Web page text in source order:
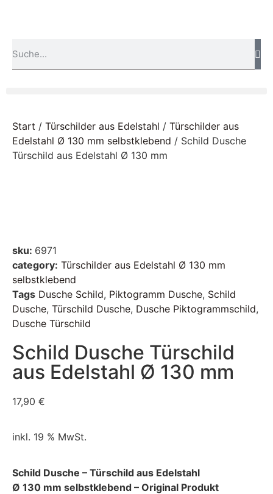
Start / Türschilder aus Edelstahl / Türschilder aus
Edelstahl Ø 130 mm selbstklebend / Schild Dusche
Türschild aus Edelstahl Ø 130 mm
sku: 6971
category: Türschilder aus Edelstahl Ø 130 mm
selbstklebend
Tags Dusche Schild, Piktogramm Dusche, Schild
Dusche, Türschild Dusche, Dusche Piktogrammschild,
Dusche Türschild
Schild Dusche Türschild
aus Edelstahl Ø 130 mm
17,90 €
inkl. 19 % MwSt.
Schild Dusche – Türschild aus Edelstahl
Ø 130 mm selbstklebend – Original Produkt